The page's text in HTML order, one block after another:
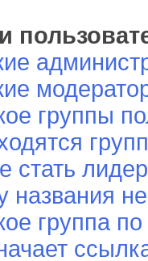
группы
стать
названия
группа